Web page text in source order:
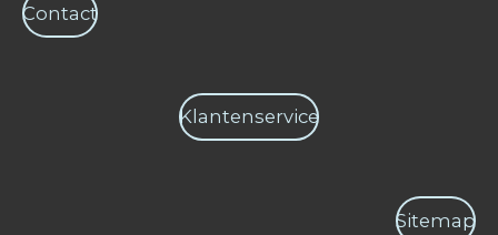
Contact
Klantenservice
Sitemap